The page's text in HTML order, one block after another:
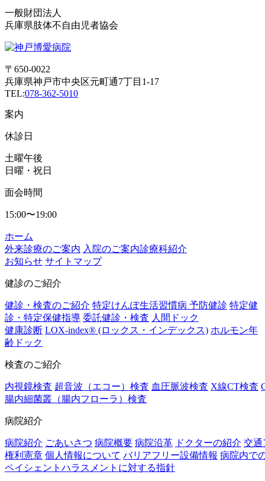
一般財団法人
兵庫県肢体不自由児者協会
〒650-0022
兵庫県神戸市中央区元町通7丁目1-17
TEL:078-362-5010
案内
休診日
土曜午後
日曜・祝日
面会時間
15:00〜19:00
ホーム
外来診療のご案内 入院のご案内診療科紹介
お知らせ サイトマップ
健診のご紹介
健診・検査のご紹介 特定けんぽ生活習慣病 予防健診 特定健
診・特定保健指導 委託健診・検査 人間ドック
健康診断 LOX-index® (ロックス・インデックス)​ ホルモン年
齢ドック
検査のご紹介
内視鏡検査 超音波（エコー）検査 血圧脈波検査 X線CT検査
腸内細菌叢（腸内フローラ）検査
病院紹介
病院紹介 ごあいさつ 病院概要 病院沿革 ドクターの紹介 交通
権利憲章 個人情報について バリアフリー設備情報 病院内で
ペイシェントハラスメントに対する指針